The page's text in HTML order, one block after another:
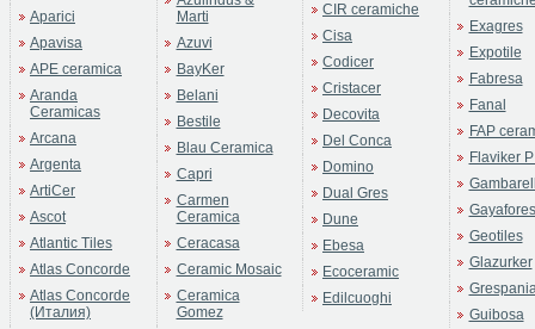
Aparici
Apavisa
APE ceramica
Aranda
Ceramicas
Arcana
Argenta
ArtiCer
Ascot
Atlantic Tiles
Atlas Concorde
Atlas Concorde
(Италия)
Marti
Azuvi
BayKer
Belani
Bestile
Blau Ceramica
Capri
Carmen
Ceramica
Ceracasa
Ceramic Mosaic
Ceramica
Gomez
CIR ceramiche
Cisa
Codicer
Cristacer
Decovita
Del Conca
Domino
Dual Gres
Dune
Ebesa
Ecoceramic
Edilcuoghi
Exagres
Expotile
Fabresa
Fanal
FAP
Flaviker
Gayafores
Geotiles
Glazurker
Guibosa